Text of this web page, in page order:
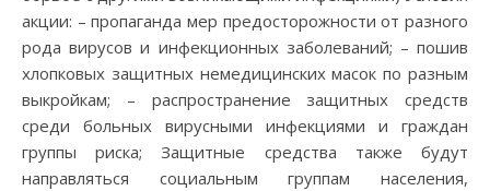
акции: – пропаганда мер предосторожности от разного
рода вирусов и инфекционных заболеваний; – пошив
хлопковых защитных немедицинских масок по разным
выкройкам; – распространение защитных средств
среди больных вирусными инфекциями и граждан
группы риска; Защитные средства также будут
направляться социальным группам населения,